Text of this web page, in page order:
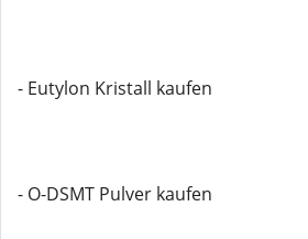
- Eutylon Kristall kaufen
- O-DSMT Pulver kaufen